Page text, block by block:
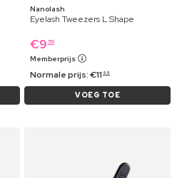
Nanolash
Eyelash Tweezers L Shape
€9 59
Memberprijs
Normale prijs:€11 99
VOEG TOE